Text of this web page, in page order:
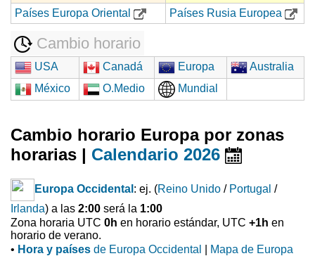
Países Europa Oriental
Países Rusia Europea
Cambio horario
USA Canadá Europa
Australia
México
O.Medio Mundial
Cambio horario Europa por zonas
horarias | Calendario 2026
Europa Occidental : ej. (Reino Unido / Portugal /
Irlanda) a las 2:00 será la 1:00
Zona horaria UTC 0h en horario estándar, UTC +1h en
horario de verano.
• Hora y países de Europa Occidental Mapa de Europa